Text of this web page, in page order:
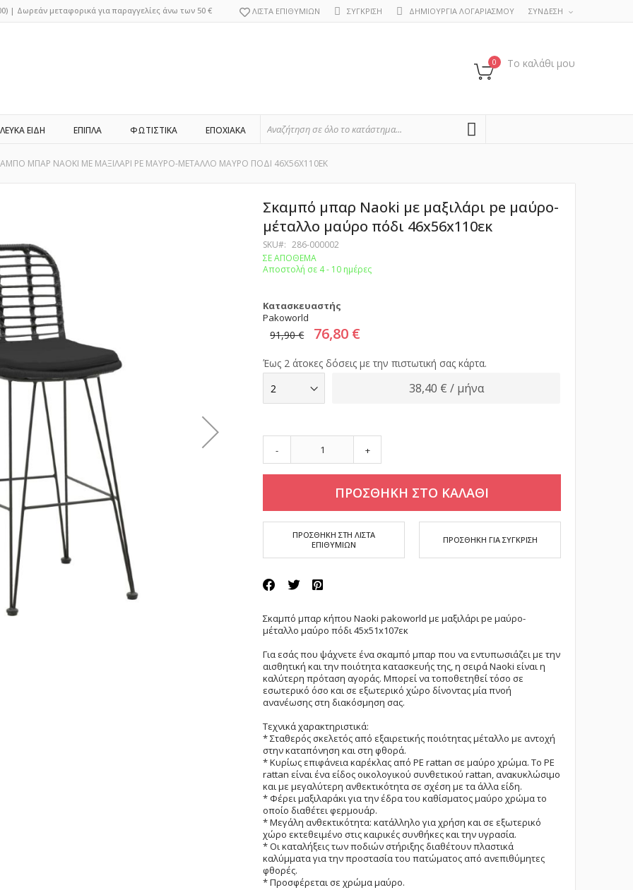
| Δωρεάν μεταφορικά για παραγγελίες άνω των 50 €Μετάβαση ΛΙΣΤΑ ΕΠΙΘΥΜΙΩΝ ΣΥΓΚΡΙΣΗ ΣΥΝΔΕΣΗ
ΔΗΜΙΟΥΡΓΙΑ ΛΟΓΑΡΙΑΣΜΟΥ
Το καλάθι μου
0
ΛΕΥΚΑ ΕΙΔΗ ΕΠΙΠΛΑ ΦΩΤΙΣΤΙΚΑ ΕΠΟΧΙΑΚΑ
ΜΠΑΡ NAOKI ΜΕ ΜΑΞΙΛΑΡΙ PE ΜΑΥΡΟ-ΜΕΤΑΛΛΟ ΜΑΥΡΟ ΠΟΔΙ 46X56X110ΕΚ
Σκαμπό μπαρ Naoki με μαξιλάρι pe μαύρο-
μέταλλο μαύρο πόδι 46x56x110εκ
SKU
286-000002
ΣΕ ΑΠΟΘΕΜΑ
Αποστολή σε 4 - 10 ημέρες
Κατασκευαστής
Pakoworld
91,90 € 76,80 €
Έως 2 άτοκες δόσεις με την πιστωτική σας κάρτα.
38,40 € / μήνα
- +
ΠΡΟΣΘΗΚΗ ΣΤΟ ΚΑΛΑΘΙ
ΠΡΟΣΘΗΚΗ ΣΤΗ ΛΙΣΤΑ
ΕΠΙΘΥΜΙΩΝ
ΠΡΟΣΘΗΚΗ ΓΙΑ ΣΥΓΚΡΙΣΗ
Σκαμπό μπαρ κήπου Naoki pakoworld με μαξιλάρι pe μαύρο-
μέταλλο μαύρο πόδι 45x51x107εκ
Για εσάς που ψάχνετε ένα σκαμπό μπαρ που να εντυπωσιάζει με την
αισθητική και την ποιότητα κατασκευής της, η σειρά Naoki είναι η
καλύτερη πρόταση αγοράς. Μπορεί να τοποθετηθεί τόσο σε
εσωτερικό όσο και σε εξωτερικό χώρο δίνοντας μία πνοή
ανανέωσης στη διακόσμηση σας.
Τεχνικά χαρακτηριστικά:
* Σταθερός σκελετός από εξαιρετικής ποιότητας μέταλλο με αντοχή
στην καταπόνηση και στη φθορά.
* Κυρίως επιφάνεια καρέκλας από PE rattan σε μαύρο χρώμα. Το PE
rattan είναι ένα είδος οικολογικού συνθετικού rattan, ανακυκλώσιμο
και με μεγαλύτερη ανθεκτικότητα σε σχέση με τα άλλα είδη.
* Φέρει μαξιλαράκι για την έδρα του καθίσματος μαύρο χρώμα το
οποίο διαθέτει φερμουάρ.
* Μεγάλη ανθεκτικότητα: κατάλληλο για χρήση και σε εξωτερικό
χώρο εκτεθειμένο στις καιρικές συνθήκες και την υγρασία.
* Οι καταλήξεις των ποδιών στήριξης διαθέτουν πλαστικά
καλύμματα για την προστασία του πατώματος από ανεπιθύμητες
φθορές.
* Προσφέρεται σε χρώμα μαύρο.